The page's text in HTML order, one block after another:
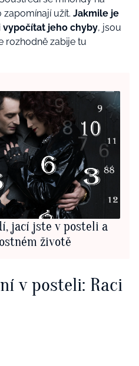
zapomínají užít. Jakmile je
vypočítat jeho chyby, jsou
rozhodně zabije tu
jací jste v posteli a
životě
v posteli: Raci